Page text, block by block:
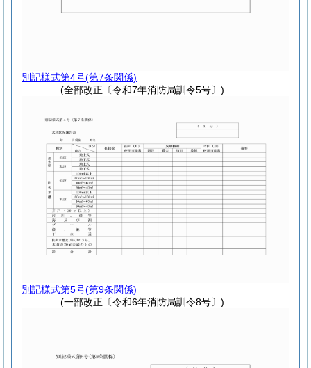
別記様式第4号(第7条関係)
(全部改正〔令和7年消防局訓令5号〕)
別記様式第5号(第9条関係)
(一部改正〔令和6年消防局訓令8号〕)